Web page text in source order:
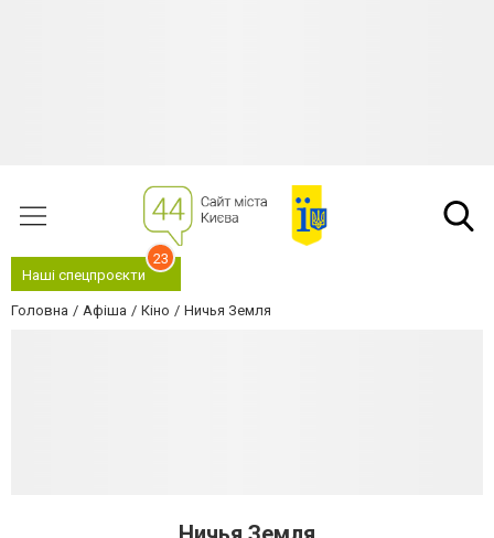
Наші спецпроєкти
23
Головна Афіша Кіно Ничья Земля